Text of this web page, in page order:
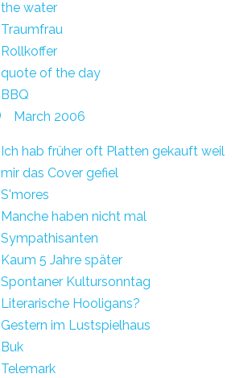
the water
Traumfrau
Rollkoffer
quote of the day
BBQ
March 2006
Ich hab früher oft Platten gekauft weil
mir das Cover gefiel
S'mores
Manche haben nicht mal
Sympathisanten
Kaum 5 Jahre später
Spontaner Kultursonntag
Literarische Hooligans?
Gestern im Lustspielhaus
Buk
Telemark